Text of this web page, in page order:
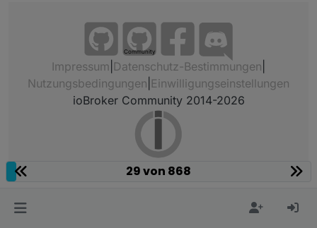
Community
Impressum Datenschutz-Bestimmungen
Nutzungsbedingungen Einwilligungseinstellungen
ioBroker Community 2014-2026
29 von 868